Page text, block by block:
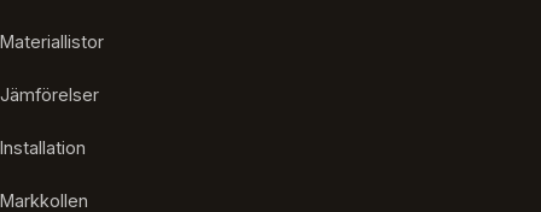
Materiallistor
Jämförelser
Installation
Markkollen